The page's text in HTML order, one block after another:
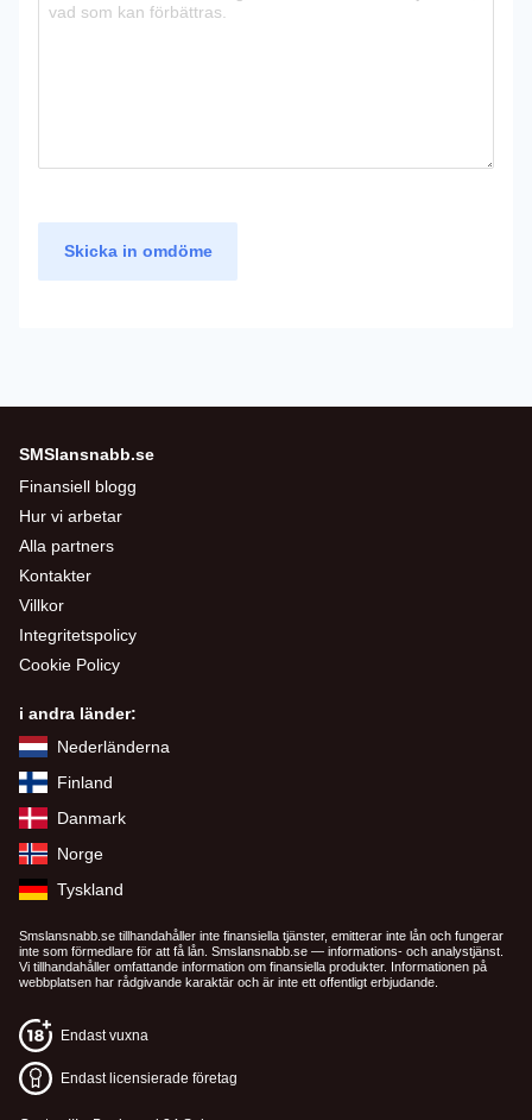
Skicka in omdöme
SMSlansnabb.se
Finansiell blogg
Hur vi arbetar
Alla partners
Kontakter
Villkor
Integritetspolicy
Cookie Policy
i andra länder:
Nederländerna
Finland
Danmark
Norge
Tyskland
Smslansnabb.se tillhandahåller inte finansiella tjänster, emitterar inte lån och fungerar
inte som förmedlare för att få lån. Smslansnabb.se — informations- och analystjänst.
Vi tillhandahåller omfattande information om finansiella produkter. Informationen på
webbplatsen har rådgivande karaktär och är inte ett offentligt erbjudande.
Endast vuxna
Endast licensierade företag